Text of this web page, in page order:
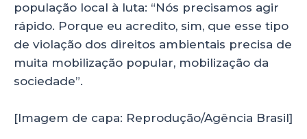
população local à luta: “Nós precisamos agir
rápido. Porque eu acredito, sim, que esse tipo
de violação dos direitos ambientais precisa de
muita mobilização popular, mobilização da
sociedade”.
[Imagem de capa: Reprodução/Agência Brasil]